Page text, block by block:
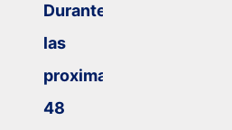
Durante
las
proximas
48